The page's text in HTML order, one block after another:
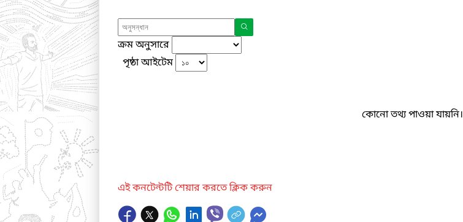
ক্রম অনুসারে
পৃষ্ঠা আইটেম
কোনো তথ্য পাওয়া যায়নি।
এই কনটেন্টটি শেয়ার করতে ক্লিক করুন